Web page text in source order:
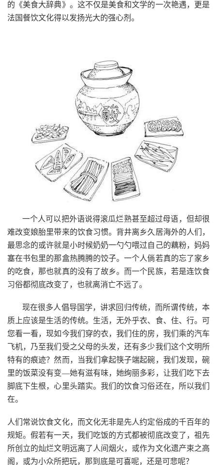
的《美食大辞典》。这不仅是美食和文学的一次艳遇，更是
法国餐饮文化得以发扬光大的强心剂。
一个人可以把外语说得滚瓜烂熟甚至超过母语，但却很
难改变娘胎里带来的饮食习惯。背井离乡久居海外的人们，
最思念的或许就是小时候奶奶一勺勺喂过自己的藕粉，妈妈
塞在书包里的那盒热腾腾的饺子。一个人倘若真的忘了家乡
的吃食，那也就真的没有了故乡。而一个民族，若是连饮食
习俗都彻底改变了，也就离消亡不远了。
现在很多人倡导国学，讲求回归传统，而所谓传统，本
质上应该是生活的传统。生活，无外乎衣、食、住、行。可
您看一看，现如今我们穿的衣，我们住的房，我们乘的汽车
飞机，乃至我们受之父母的头发，还有多少我们这个文明所
特有的痕迹？然而，当我们拿起筷子端起碗，我们发现，碗
里的饭菜没有变—她有滋有味，她绚丽多彩，让我们吃下去
脚底下生根，心里头踏实。我们的饮食习俗还在，所以我们
在。
人们常说饮食文化，而文化无非是先人约定俗成的千百年的
规矩。假若有一天，我们吃饭的方式都被彻底改变了，祖先
所创立的灿烂文明远离了人间烟火，或作为文化遗产束之高
阁，或为小众所把玩，那到底是可喜呢，还是可悲呢？